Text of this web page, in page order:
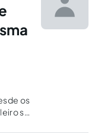
os
se